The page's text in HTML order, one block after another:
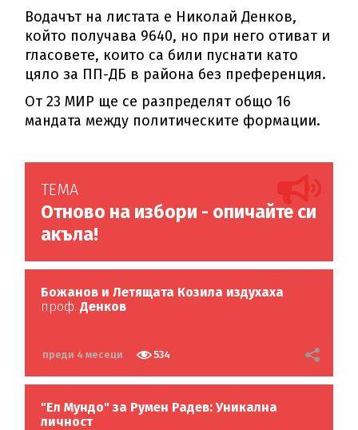
Водачът на листата е Николай Денков,
който получава 9640, но при него отиват и
гласовете, които са били пуснати като
цяло за ПП-ДБ в района без преференция.
От 23 МИР ще се разпределят общо 16
мандата между политическите формации.
ТЕМА
Отново на избори - опичайте си
акъла!
Божанов и Летящата Козила издухаха
проф.Денков
преди 4 месеци 534
"Ел Мундо" за Румен Радев: Уникална
личност